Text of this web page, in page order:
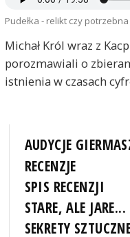
Pudełka - relikt czy
Michał Król wraz z
porozmawiali o
istnienia w czasach
AUDYCJE
RECENZJE
SPIS RECENZJI
STARE, ALE JARE...
SEKRETY